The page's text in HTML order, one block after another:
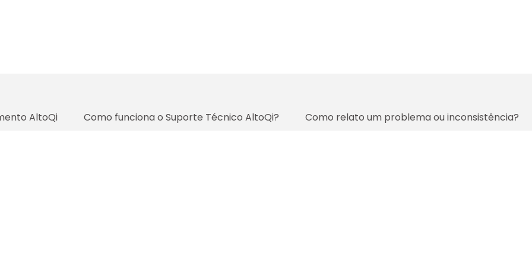
AltoQi Como funciona o Suporte Técnico AltoQi? Como relato um problema ou inconsistência?